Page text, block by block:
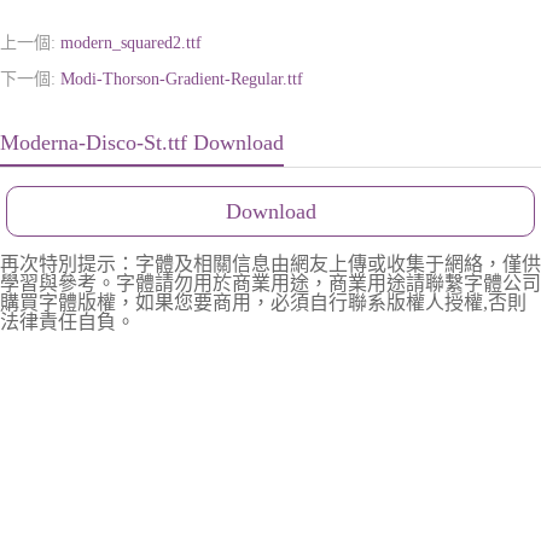
上一個: modern_squared2.ttf
下一個: Modi-Thorson-Gradient-Regular.ttf
Moderna-Disco-St.ttf Download
Download
再次特別提示：字體及相關信息由網友上傳或收集于網絡，僅供
學習與參考。字體請勿用於商業用途，商業用途請聯繫字體公司
購買字體版權，如果您要商用，必須自行聯系版權人授權,否則
法律責任自負。